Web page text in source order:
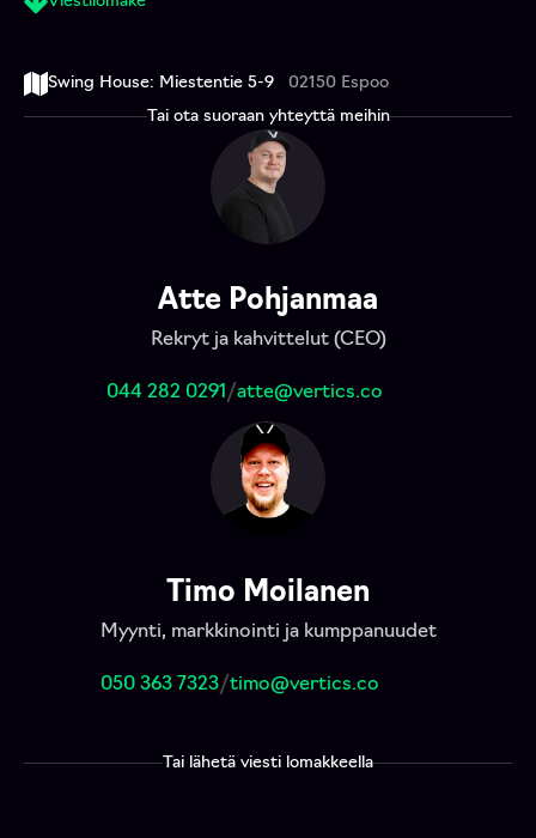
Swing House: Miestentie 5-9
02150 Espoo
Tai ota suoraan yhteyttä meihin
Atte Pohjanmaa
Rekryt ja kahvittelut (CEO)
044 282 0291 /atte@vertics.co
Timo Moilanen
Myynti, markkinointi ja kumppanuudet
050 363 7323/timo@vertics.co
Tai lähetä viesti lomakkeella